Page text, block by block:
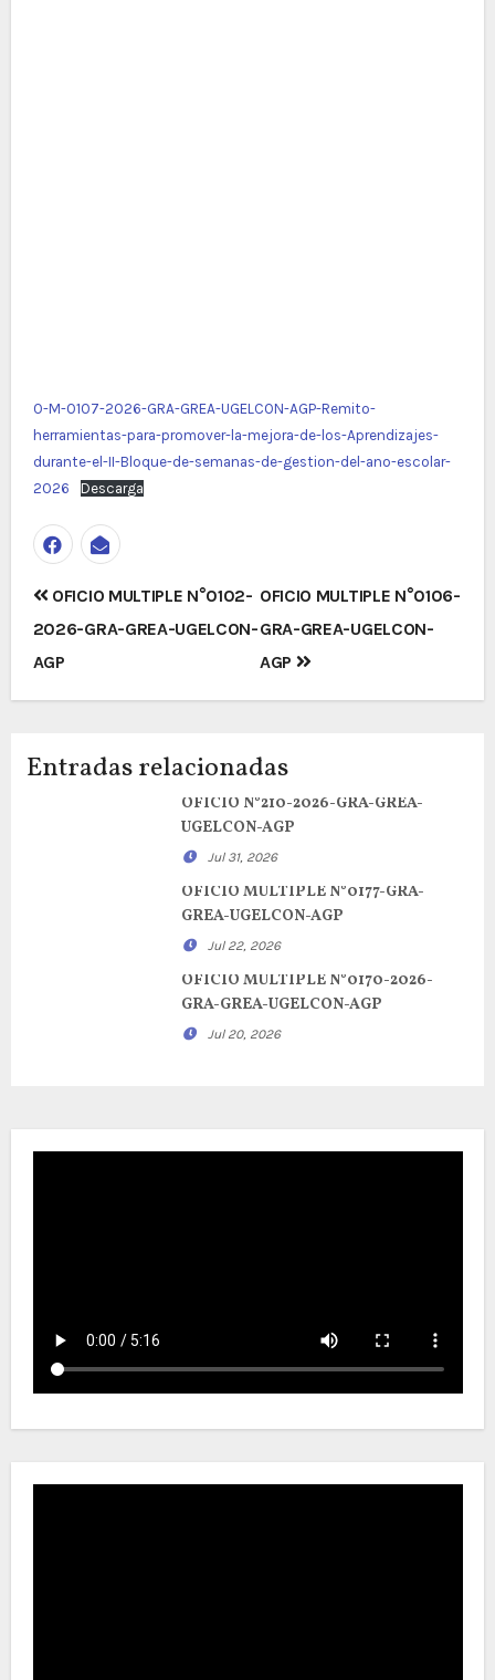
O-M-0107-2026-GRA-GREA-UGELCON-AGP-Remito-
herramientas-para-promover-la-mejora-de-los-Aprendizajes-
durante-el-II-Bloque-de-semanas-de-gestion-del-ano-escolar-
2026
Descarga
Navegación
de
entradas
OFICIO MULTIPLE N°0102-
2026-GRA-GREA-UGELCON-
AGP
OFICIO MULTIPLE N°0106-
GRA-GREA-UGELCON-
AGP
Entradas relacionadas
OFICIO N°210-2026-GRA-GREA-
UGELCON-AGP
Jul 31, 2026
OFICIO MULTIPLE N°0177-GRA-
GREA-UGELCON-AGP
Jul 22, 2026
OFICIO MULTIPLE N°0170-2026-
GRA-GREA-UGELCON-AGP
Jul 20, 2026